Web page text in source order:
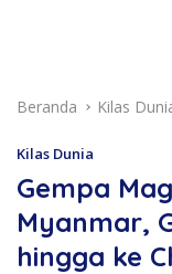
Beranda Kilas
Kilas Dunia
Gempa
Myanmar,
hingga ke